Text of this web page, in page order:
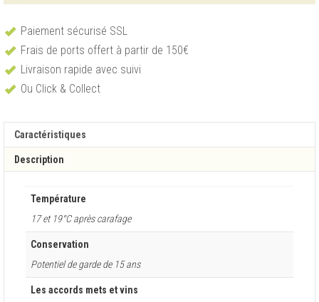
Paiement sécurisé SSL
Frais de ports offert à partir de 150€
Livraison rapide avec suivi
Ou Click & Collect
Caractéristiques
Description
Température
17 et 19°C après carafage
Conservation
Potentiel de garde de 15 ans
Les accords mets et vins